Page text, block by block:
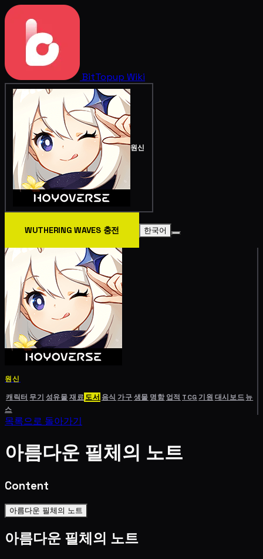
BitTopup Wiki
원신
WUTHERING WAVES 충전 한국어
원신
캐릭터 무기 성유물재료도서 음식 가구생물 명함 업적 TCG기원 대시보드뉴
스
목록으로 돌아가기
아름다운 필체의 노트
Content
아름다운 필체의 노트
아름다운 필체의 노트